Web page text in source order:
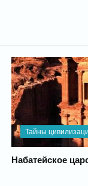
Тайны
Набатейское